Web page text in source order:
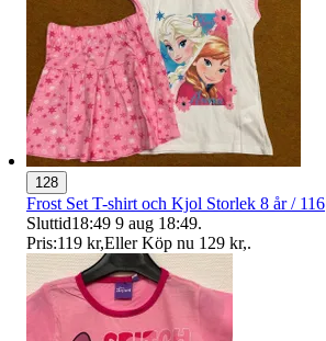
128
Frost Set T-shirt och Kjol Storlek 8 år / 116
Sluttid18:49 9 aug 18:49.
Pris:119 kr,Eller Köp nu 129 kr,.